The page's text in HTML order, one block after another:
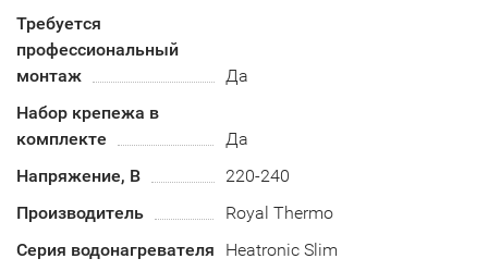
Требуется
профессиональный
монтаж
Да
Набор крепежа в
комплекте
Да
Напряжение, В
220-240
Производитель
Royal Thermo
Серия водонагревателя
Heatronic Slim